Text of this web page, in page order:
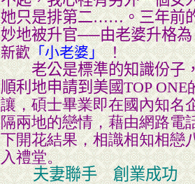
她只是排第二……。三年前
妙地被升官──由老婆升格為
新歡「小老婆」！
老公是標準的知識份子，
順利地申請到美國TOP
讓，碩士畢業即在國內知名
隔兩地的戀情，藉由網路電
下開花結果，相識相知相戀
入禮堂。
夫妻聯手 創業成功